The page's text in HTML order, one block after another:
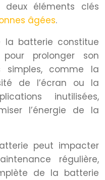
deux éléments clés
âgées.
la batterie constitue
prolonger son
simples, comme la
de l’écran ou la
inutilisées,
l’énergie de la
peut impacter
régulière,
de la batterie